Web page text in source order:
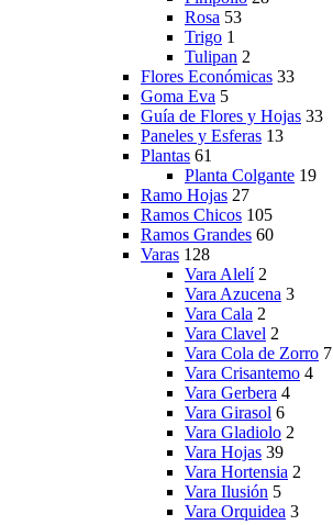
Rosa 53
Trigo 1
Tulipan 2
Flores Económicas 33
Goma Eva 5
Guía de Flores y Hojas 33
Paneles y Esferas 13
Plantas 61
Planta Colgante 19
Ramo Hojas 27
Ramos Chicos 105
Ramos Grandes 60
Varas 128
Vara Alelí 2
Vara Azucena 3
Vara Cala 2
Vara Clavel 2
Vara Cola de Zorro 7
Vara Crisantemo 4
Vara Gerbera 4
Vara Girasol 6
Vara Gladiolo 2
Vara Hojas 39
Vara Hortensia 2
Vara Ilusión 5
Vara Orquidea 3